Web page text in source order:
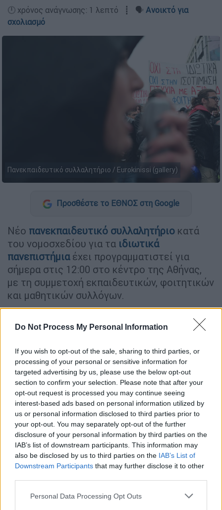
Do Not Process My Personal Information
If you wish to opt-out of the sale, sharing to third parties, or
processing of your personal or sensitive information for
targeted advertising by us, please use the below opt-out
section to confirm your selection. Please note that after your
opt-out request is processed you may continue seeing
interest-based ads based on personal information utilized by
us or personal information disclosed to third parties prior to
your opt-out. You may separately opt-out of the further
disclosure of your personal information by third parties on the
IAB’s list of downstream participants. This information may
also be disclosed by us to third parties on the IAB’s List of
Downstream Participants that may further disclose it to other
Please note that this website/app uses one or more Google
Personal Data Processing Opt Outs
🕛 χρόνος ανάγνωσης: 1 λεπτό ┋ 🗣️ Ανοικτό για
σχολιασμό
Πανεκπαιδευτικό συλλαλητήριο / Εurokinissi (gallery)
Προσθέστε το ΕΘΝΟΣ στη Google
Νέο πανεκπαιδευτικό συλλαλητήριο κατά
του νομοσχεδίου για τα ιδιωτικά
πανεπιστήμια έχει προγραμματιστεί για
σήμερα στις 12:00 στο κέντρο της Αθήνας,
με τη συμμετοχή εκπαιδευτικών, φοιτητικών
και μαθητικών συλλόγων.
ΔΙΑΒΑΣΤΕ ΕΠΙΣΗΣ
Παιδεία 29.02.2024 06:15
Καταγγελίες για τα ιδιωτικά ΑΕΙ:
Σημαντικές διαφορές από τις
διατάξεις που υπήρχαν στη
διαβούλευση
Ποιοι δρόμοι κλείνουν
Όπως τονίζει σε ανακοίνωσή της ηΕΛΑΣ, για
την καλύτερη διαχείριση της κυκλοφορίας
και την αποσυμφόρηση της κίνησης, θα λάβει